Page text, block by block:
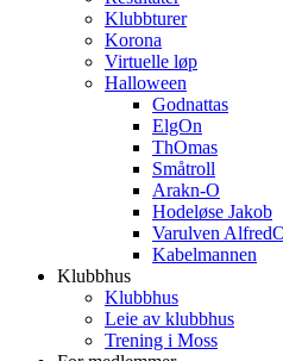
Klubbturer
Korona
Virtuelle løp
Halloween
Godnattas
ElgOn
ThOmas
Småtroll
Arakn-O
Hodeløse Jakob
Varulven
Kabelmannen
Klubbhus
Klubbhus
Leie av klubbhus
Trening i Moss